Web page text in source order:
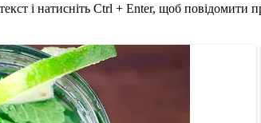
і натисніть Ctrl + Enter, щоб повідомити